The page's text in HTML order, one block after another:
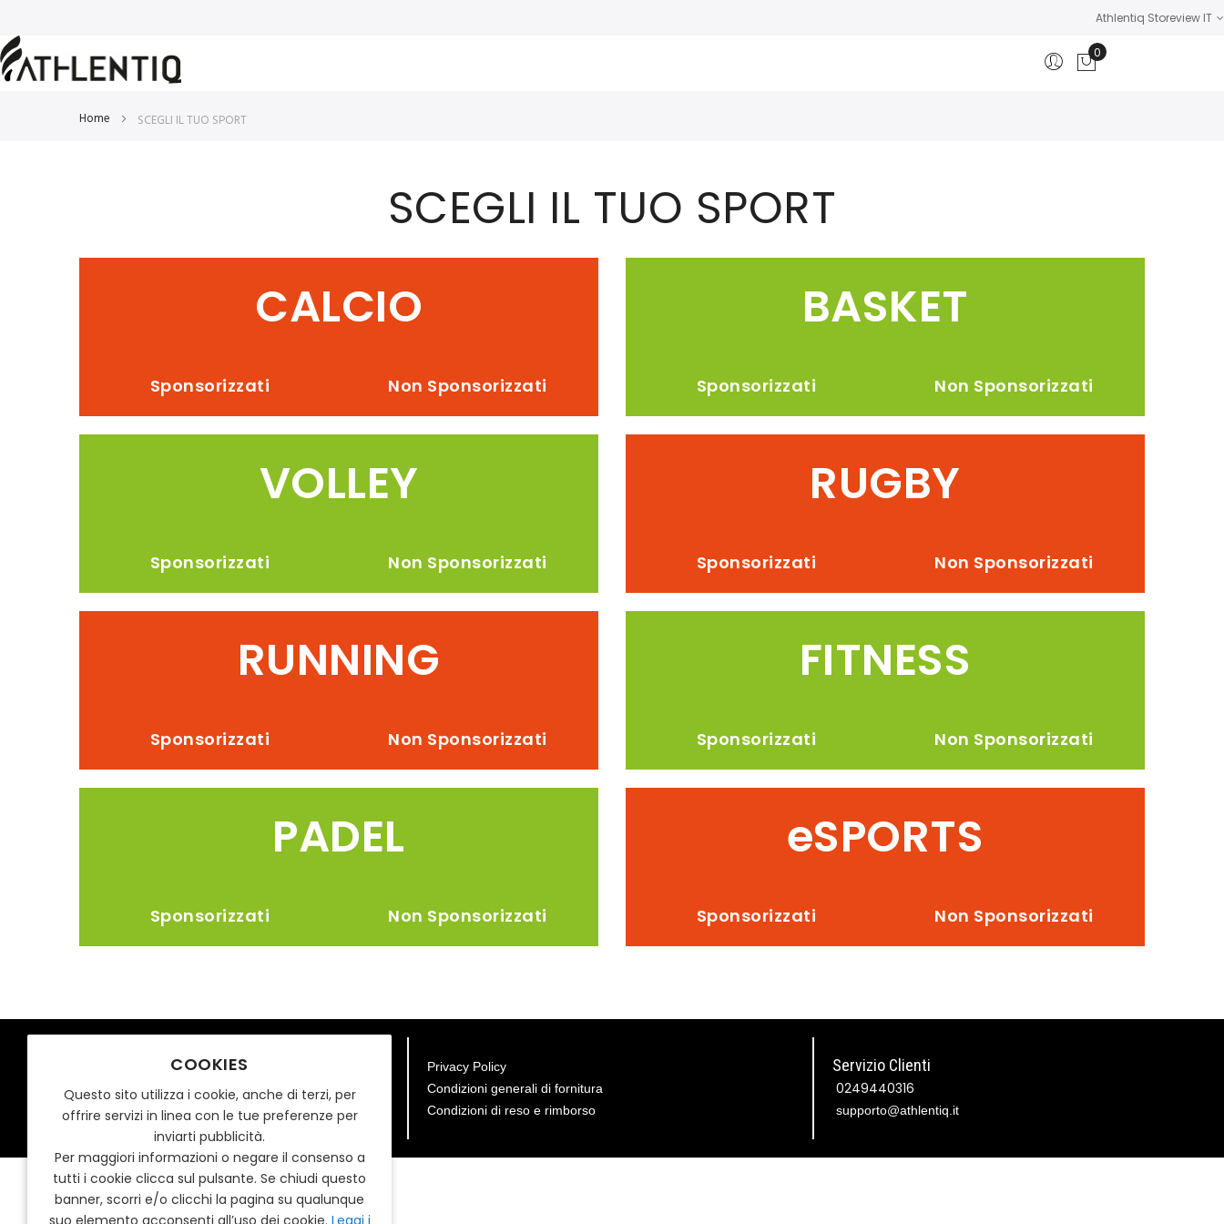
COOKIES
Questo sito utilizza i cookie, anche di terzi, per
offrire servizi in linea con le tue preferenze per
inviarti pubblicità.
Per maggiori informazioni o negare il consenso a
tutti i cookie clicca sul pulsante. Se chiudi questo
banner, scorri e/o clicchi la pagina su qualunque
suo elemento acconsenti all’uso dei cookie. Leggi i
Athlentiq Storeview IT
0
Home SCEGLI IL TUO SPORT
SCEGLI IL TUO SPORT
CALCIO
BASKET
Sponsorizzati Non Sponsorizzati Sponsorizzati Non Sponsorizzati
VOLLEY RUGBY
Sponsorizzati Non Sponsorizzati Sponsorizzati Non Sponsorizzati
RUNNING FITNESS
Sponsorizzati Non Sponsorizzati Sponsorizzati Non Sponsorizzati
PADEL eSPORTS
Sponsorizzati Non Sponsorizzati Sponsorizzati Non Sponsorizzati
Chi Siamo
Mio Team Srl
P.Iva 10015180960
Privacy Policy
Condizioni generali di fornitura
Condizioni di reso e rimborso
Servizio Clienti
0249440316
supporto@athlentiq.it